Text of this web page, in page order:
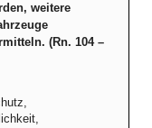
weitere
(Rn. 104 –